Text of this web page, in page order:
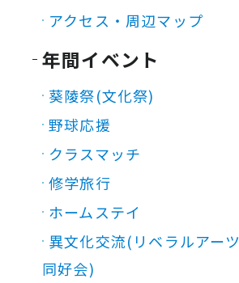
アクセス・周辺マップ
年間イベント
葵陵祭(文化祭)
野球応援
クラスマッチ
修学旅行
ホームステイ
異文化交流(リベラルアーツ
同好会)